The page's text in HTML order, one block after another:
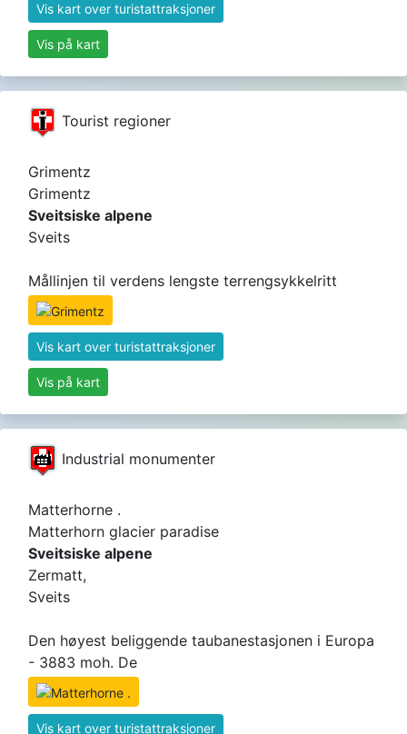
Vis kart over turistattraksjoner
Vis på kart
Tourist regioner
Grimentz
Grimentz
Sveitsiske alpene
Sveits
Mållinjen til verdens lengste terrengsykkelritt
Vis kart over turistattraksjoner
Vis på kart
Industrial monumenter
Matterhorne .
Matterhorn glacier paradise
Sveitsiske alpene
Zermatt,
Sveits
Den høyest beliggende taubanestasjonen i Europa
- 3883 moh. De
Vis kart over turistattraksjoner